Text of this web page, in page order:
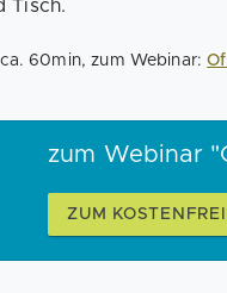
Tisch.
60min, zum Webinar:
zum Webinar
ZUM